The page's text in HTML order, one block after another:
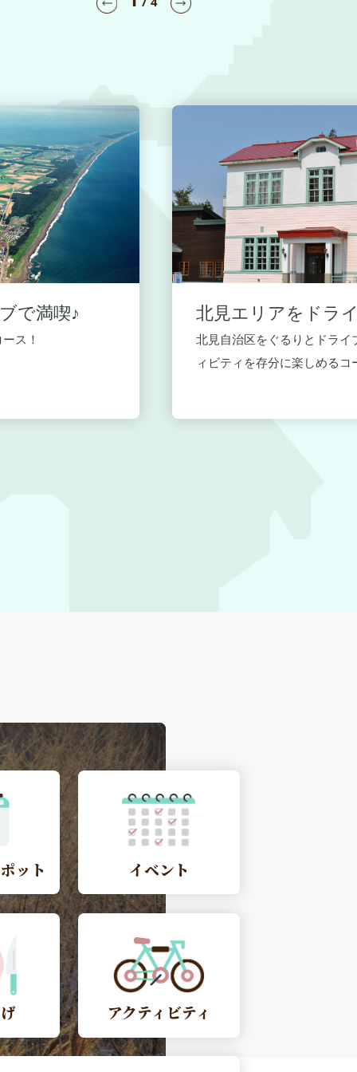
で満喫♪
ス！
北見エリアをドラ
北見自治区をぐるりとドライ
ィビティを存分に楽しめるコ
ット イベント
アクティビティ